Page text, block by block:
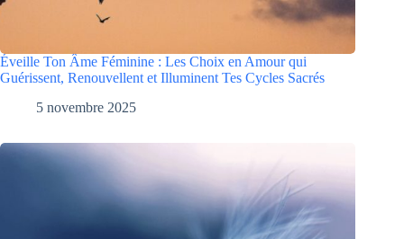
Éveille Ton Âme Féminine : Les Choix en Amour qui
Guérissent, Renouvellent et Illuminent Tes Cycles Sacrés
5 novembre 2025